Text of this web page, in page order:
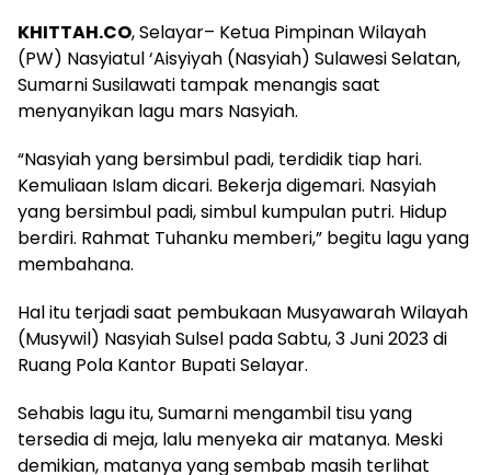
KHITTAH.CO, Selayar– Ketua Pimpinan Wilayah
(PW) Nasyiatul ‘Aisyiyah (Nasyiah) Sulawesi Selatan,
Sumarni Susilawati tampak menangis saat
menyanyikan lagu mars Nasyiah.
“Nasyiah yang bersimbul padi, terdidik tiap hari.
Kemuliaan Islam dicari. Bekerja digemari. Nasyiah
yang bersimbul padi, simbul kumpulan putri. Hidup
berdiri. Rahmat Tuhanku memberi,” begitu lagu yang
membahana.
Hal itu terjadi saat pembukaan Musyawarah Wilayah
(Musywil) Nasyiah Sulsel pada Sabtu, 3 Juni 2023 di
Ruang Pola Kantor Bupati Selayar.
Sehabis lagu itu, Sumarni mengambil tisu yang
tersedia di meja, lalu menyeka air matanya. Meski
demikian, matanya yang sembab masih terlihat